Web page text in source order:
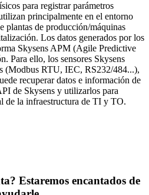
para registrar parámetros
principalmente en el entorno
plantas de producción/máquinas
Los datos generados por los
Skysens APM (Agile Predictive
Para ello, los sensores Skysens
(Modbus RTU, IEC, RS232/484...),
recuperar datos e información de
de Skysens y utilizarlos para
de la infraestructura de TI y TO.
Estaremos encantados de